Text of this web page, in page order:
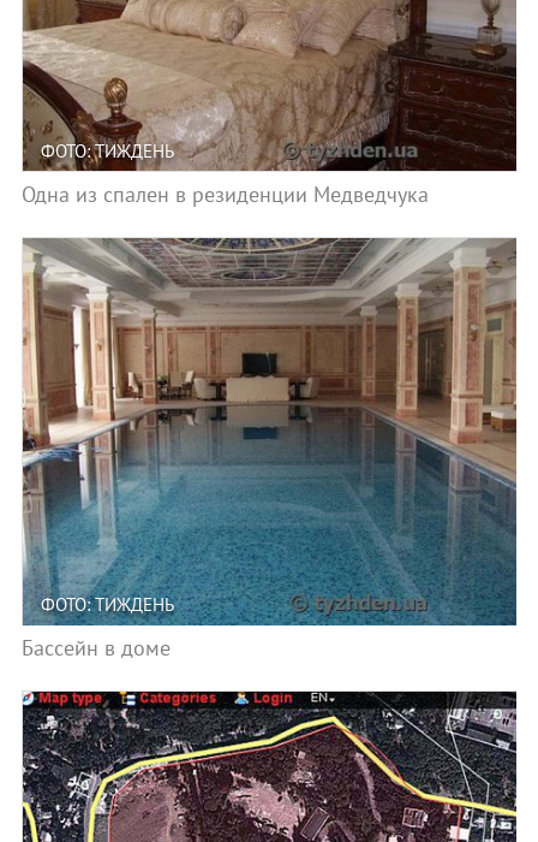
ФОТО: ТИЖДЕНЬ
Одна из спален в резиденции Медведчука
ФОТО: ТИЖДЕНЬ
Бассейн в доме